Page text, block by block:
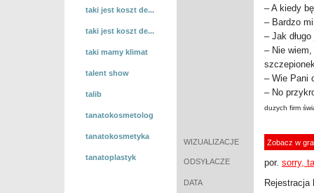
taki jest koszt de...
taki jest koszt de...
taki mamy klimat
talent show
talib
tanatokosmetolog
tanatokosmetyka
tanatoplastyk
– A kiedy
– Bardzo
– Jak
– Nie
– Wie Pani
– No
duzych firm
WIZUALIZACJE Zobacz w
ODSYŁACZE por. sorry,
DATA Rejestracja